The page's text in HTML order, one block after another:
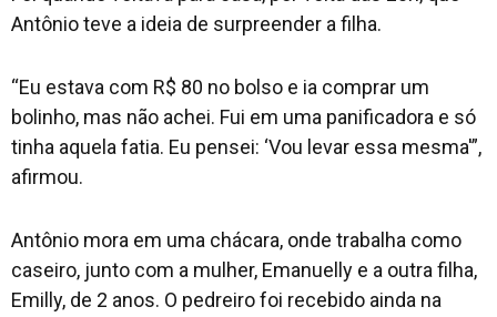
Antônio teve a ideia de surpreender a filha.
“Eu estava com R$ 80 no bolso e ia comprar um
bolinho, mas não achei. Fui em uma panificadora e só
tinha aquela fatia. Eu pensei: ‘Vou levar essa mesma'”,
afirmou.
Antônio mora em uma chácara, onde trabalha como
caseiro, junto com a mulher, Emanuelly e a outra filha,
Emilly, de 2 anos. O pedreiro foi recebido ainda na